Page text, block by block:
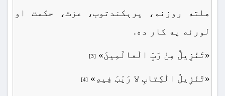
هلته روزنه، پرېکندتوب، عزت، حکمت او
لورنه په کار ده.
«تَنْزِیلٌ مِنْ رَبِّ الْعالَمِینَ» [3]
«تَنْزِیلُ الْکِتابِ لا رَیْبَ فِیهِ» [4]